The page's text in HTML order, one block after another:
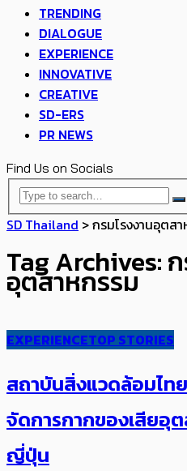
TRENDING
DIALOGUE
EXPERIENCE
INNOVATIVE
CREATIVE
SD-ERS
PR NEWS
Find Us on Socials
SD Thailand >กรมโรงงานอุตส
Tag Archives:
อุตสาหกรรม
EXPERIENCETOP STORIES
สถาบันสิ่งแวดล้อมไท
จัดการกากของเสียอุต
ญี่ปุ่น